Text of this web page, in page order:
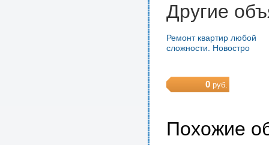
Другие
Ремонт квартир любой
сложности. Новостро
0 руб.
Похожие